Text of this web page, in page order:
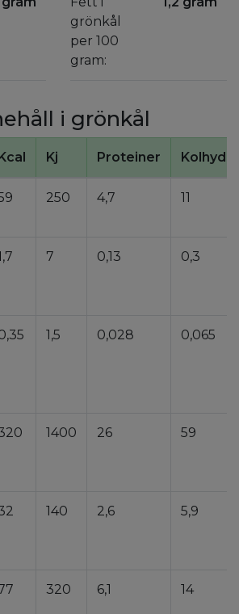
grönkål
per 100
gram:
i grönkål
Kj Proteiner
250 4,7 11
7 0,13 0,3
1,5 0,028 0,065
1400 26 59
140 2,6 5,9
320 6,1 14